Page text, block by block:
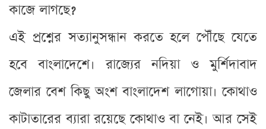
কাজে লাগছে?
এই প্রশ্নের সত্যানুসন্ধান করতে হলে পৌঁছে যেতে
হবে বাংলাদেশে। রাজ্যের নদিয়া ও মুর্শিদাবাদ
জেলার বেশ কিছু অংশ বাংলাদেশ লাগোয়া। কোথাও
কাটাতারের ব্যারা রয়েছে কোথাও বা নেই। আর সেই